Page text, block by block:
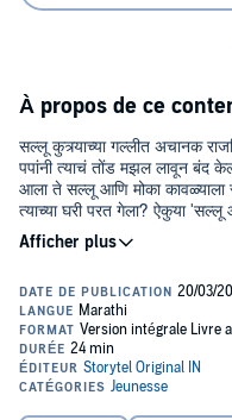
À propos de ce
सल्लू कुत्र्याच्या गल्लीत अचानक
पपांनी त्याचं तोंड मझल लावून बंद
आला ते सल्लू आणि मोका कावळ्याला
त्याच्या घरी परत गेला? ऐकुया
(P)2023 Storyside IN